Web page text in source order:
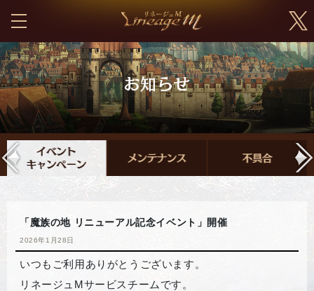
「魔族の地 リニューアル記念イベント」開催
2026年1月28日
いつもご利用ありがとうございます。
リネージュMサービスチームです。